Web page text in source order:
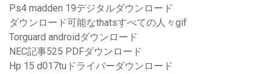
Ps4 madden 19デジタルダウンロード
ダウンロード可能なthatsすべての人々gif
Torguard androidダウンロード
NEC記事525 PDFダウンロード
Hp 15 d017tuドライバーダウンロード